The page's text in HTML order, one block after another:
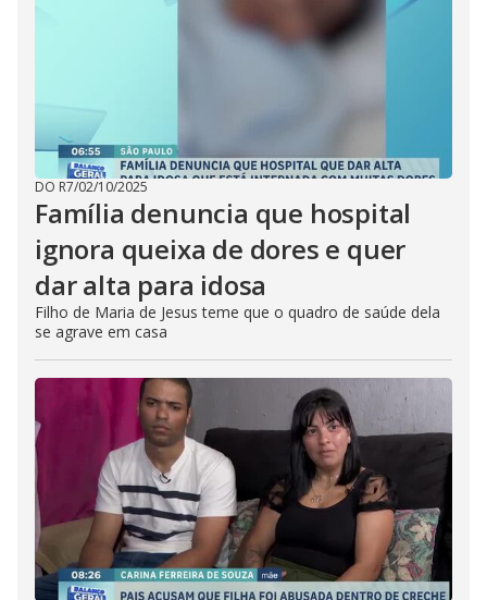
DO R7/02/10/2025
Família denuncia que hospital
ignora queixa de dores e quer
dar alta para idosa
Filho de Maria de Jesus teme que o quadro de saúde dela
se agrave em casa